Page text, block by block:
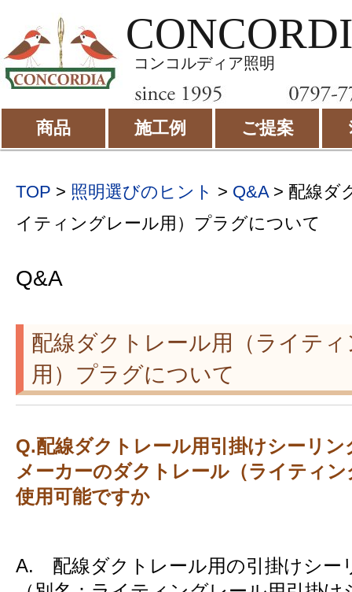
コンコルディア照明
商品 施工例 ご提案
TOP > 照明選びのヒント > Q&A> 配線ダ
イティングレール用）プラグについて
Q&A
配線ダクトレール用（ライテ
用）プラグについて
Q.配線ダクトレール用引掛けシーリ
メーカーのダクトレール（ライティ
使用可能ですか
A. 配線ダクトレール用の引掛けシー